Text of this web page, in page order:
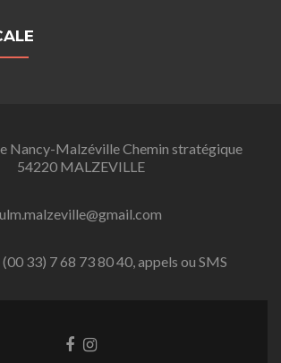
Nancy-Malzéville Chemin stratégique
54220 MALZEVILLE
ulm.malzeville@gmail.com
33) 7 68 73 80 40, appels ou SMS
L L